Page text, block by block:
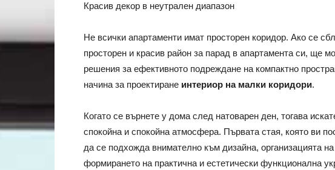
Красив декор в неутрален диапазон
Не всички апартаменти имат просторен коридор. Ако се
просторен и красив район за парад в апартамента си, ще
решения за ефективното подреждане на компактно
начина за проектиране интериор на малки коридори.
Когато се върнете у дома след натоварен ден, тогава
спокойна и спокойна атмосфера. Първата стая, която ви
да се подхожда внимателно към дизайна, организацията
формирането на практична и естетически функционална